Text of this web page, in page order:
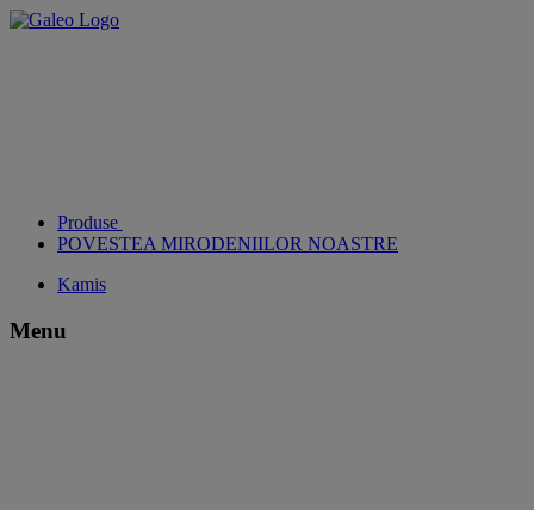
Produse
POVESTEA MIRODENIILOR NOASTRE
Kamis
Menu